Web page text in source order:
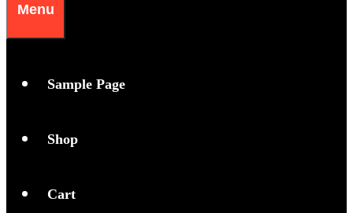
Menu
Sample Page
Shop
Cart